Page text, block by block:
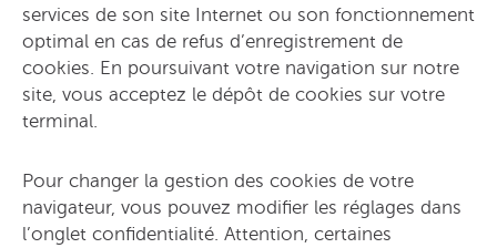
services de son site Internet ou son fonctionnement
optimal en cas de refus d’enregistrement de
cookies. En poursuivant votre navigation sur notre
site, vous acceptez le dépôt de cookies sur votre
terminal.
Pour changer la gestion des cookies de votre
navigateur, vous pouvez modifier les réglages dans
l’onglet confidentialité. Attention, certaines